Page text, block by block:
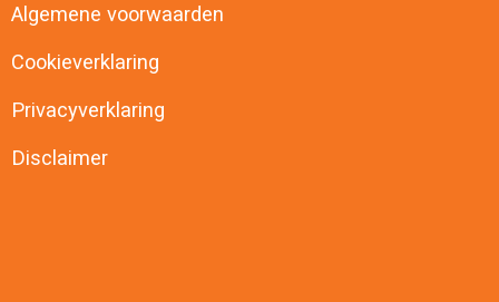
Algemene voorwaarden
Cookieverklaring
Privacyverklaring
Disclaimer